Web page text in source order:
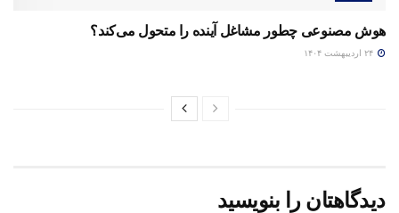
هوش مصنوعی چطور مشاغل آینده را متحول می‌کند؟
دیدگاهتان را بنویسید